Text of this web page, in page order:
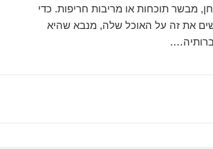
מבשר תוכחות או מריבות חריפות. כדי
את זה על האוכל שלה, מנבא שהיא